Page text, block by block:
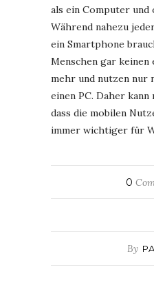
als ein Computer und
Während nahezu
ein Smartphone
Menschen gar
mehr und nutzen nur
einen PC. Daher kann
dass die mobilen
immer wichtiger für
0
By